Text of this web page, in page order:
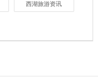
西湖旅游资讯